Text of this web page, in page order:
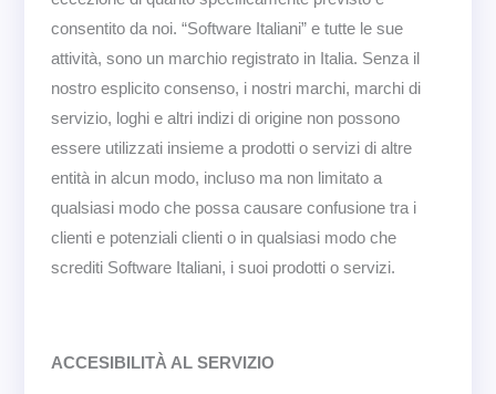
consentito da noi. “Software Italiani” e tutte le sue
attività, sono un marchio registrato in Italia. Senza il
nostro esplicito consenso, i nostri marchi, marchi di
servizio, loghi e altri indizi di origine non possono
essere utilizzati insieme a prodotti o servizi di altre
entità in alcun modo, incluso ma non limitato a
qualsiasi modo che possa causare confusione tra i
clienti e potenziali clienti o in qualsiasi modo che
screditi Software Italiani, i suoi prodotti o servizi.
ACCESIBILITÀ AL SERVIZIO